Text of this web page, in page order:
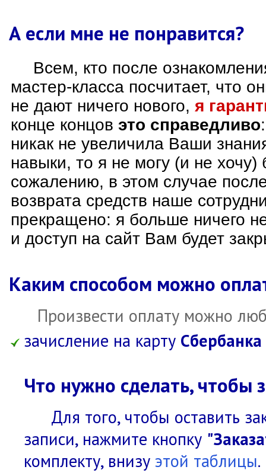
А если мне не понравится?
Всем, кто после
мастер-класса посчитает, что
не дают ничего нового, я
конце концов это справедливо
никак не увеличила Ваши
навыки, то я не могу (и не хочу)
сожалению, в этом случае
возврата средств наше
прекращено: я больше ничего
и доступ на сайт Вам будет
Каким способом можно
Произвести оплату можно
зачисление на карту Сбербанка
Что нужно сделать, чтобы
Для того, чтобы оставить
записи, нажмите кнопку
комплекту, внизу этой таблицы.